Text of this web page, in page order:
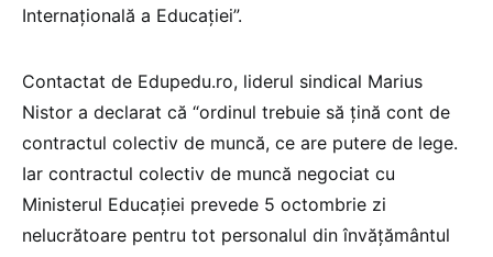
Internațională a Educației”.
Contactat de Edupedu.ro, liderul sindical Marius
Nistor a declarat că “ordinul trebuie să țină cont de
contractul colectiv de muncă, ce are putere de lege.
Iar contractul colectiv de muncă negociat cu
Ministerul Educației prevede 5 octombrie zi
nelucrătoare pentru tot personalul din învățământul